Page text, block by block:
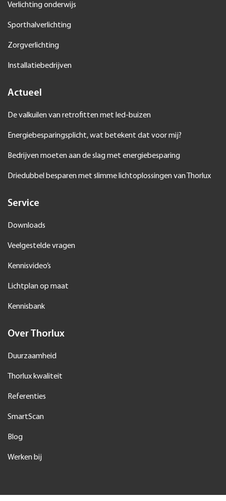
Verlichting onderwijs
Sporthalverlichting
Zorgverlichting
Installatiebedrijven
Actueel
De valkuilen van retrofitten met led-buizen
Energiebesparingsplicht, wat betekent dat voor mij?
Bedrijven moeten aan de slag met energiebesparing
Driedubbel besparen met slimme lichtoplossingen van Thorlux
Service
Downloads
Veelgestelde vragen
Kennisvideo’s
Lichtplan op maat
Kennisbank
Over Thorlux
Duurzaamheid
Thorlux kwaliteit
Referenties
SmartScan
Blog
Werken bij